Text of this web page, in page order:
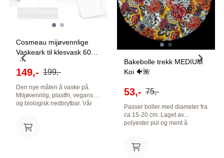
Cosmeau mijøvennlige
Vaskeark til klesvask 60
stk ...
149,- 199,-
Den nye måten å vaske på.
Miljøvennlig, plastfri, vegansk
og biologisk nedbrytbar. Vår
vann og gir rent, friskt tøy.
Bakebolle trekk MEDIUM
Koi 🐠🌺
53,- 75,-
Passer boller med diameter fra
ca 15-20 cm. Laget av
polyester pul og ment å
over salatboller eller andre